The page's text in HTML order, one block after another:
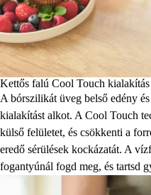
Kettős falú Cool Touch kialakítás
A bórszilikát üveg belső edény
kialakítást alkot. A Cool Touch
külső felületet, és csökkenti a
eredő sérülések kockázatát. A
fogantyúnál fogd meg, és tartsd